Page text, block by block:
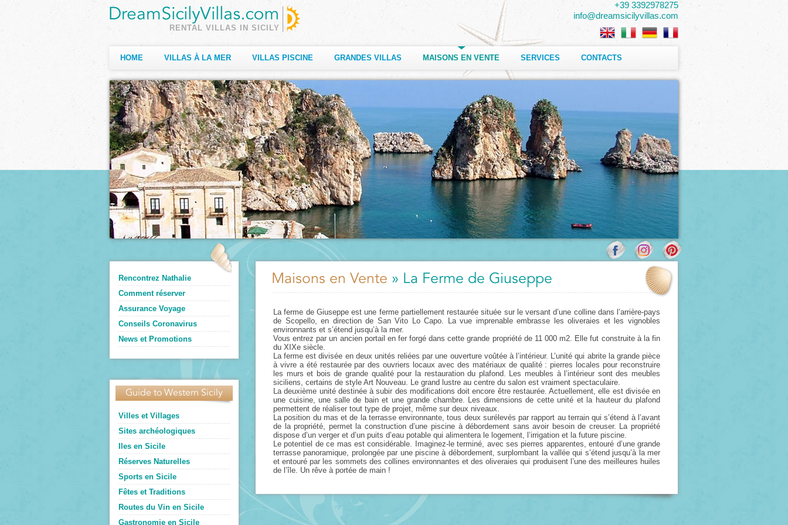
RENTAL VILLAS IN SICILY
+39 3392978275
info@dreamsicilyvillas.com
HOME VILLAS À LA MER VILLAS PISCINE GRANDES VILLAS MAISONS EN VENTE SERVICES CONTACTS
Rencontrez Nathalie
Comment réserver
Assurance Voyage
Conseils Coronavirus
News et Promotions
Guide to Western Sicily
Villes et Villages
Sites archéologiques
Iles en Sicile
Réserves Naturelles
Sports en Sicile
Fêtes et Traditions
Routes du Vin en Sicile
Gastronomie en Sicile
Maisons en Vente » La Ferme de Giuseppe
La ferme de Giuseppe est une ferme partiellement restaurée située sur le versant d’une colline dans l’arrière-pays
de Scopello, en direction de San Vito Lo Capo. La vue imprenable embrasse les oliveraies et les vignobles
environnants et s’étend jusqu’à la mer.
Vous entrez par un ancien portail en fer forgé dans cette grande propriété de 11 000 m2. Elle fut construite à la fin
du XIXe siècle.
La ferme est divisée en deux unités reliées par une ouverture voûtée à l’intérieur. L’unité qui abrite la grande pièce
à vivre a été restaurée par des ouvriers locaux avec des matériaux de qualité : pierres locales pour reconstruire
les murs et bois de grande qualité pour la restauration du plafond. Les meubles à l’intérieur sont des meubles
siciliens, certains de style Art Nouveau. Le grand lustre au centre du salon est vraiment spectaculaire.
La deuxième unité destinée à subir des modifications doit encore être restaurée. Actuellement, elle est divisée en
une cuisine, une salle de bain et une grande chambre. Les dimensions de cette unité et la hauteur du plafond
permettent de réaliser tout type de projet, même sur deux niveaux.
La position du mas et de la terrasse environnante, tous deux surélevés par rapport au terrain qui s’étend à l’avant
de la propriété, permet la construction d’une piscine à débordement sans avoir besoin de creuser. La propriété
dispose d’un verger et d’un puits d’eau potable qui alimentera le logement, l’irrigation et la future piscine.
Le potentiel de ce mas est considérable. Imaginez-le terminé, avec ses pierres apparentes, entouré d’une grande
terrasse panoramique, prolongée par une piscine à débordement, surplombant la vallée qui s’étend jusqu’à la mer
et entouré par les sommets des collines environnantes et des oliveraies qui produisent l’une des meilleures huiles
de l’île. Un rêve à portée de main !